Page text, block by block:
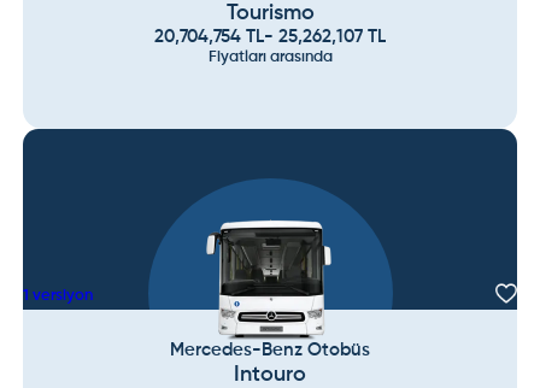
Tourismo
20,704,754 TL- 25,262,107 TL
Fiyatları arasında
1 versiyon
Mercedes-Benz Otobüs
Intouro